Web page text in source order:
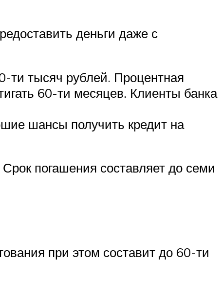
деньги даже с
ти тысяч рублей. Процентная
60-ти месяцев. Клиенты банка
шансы получить кредит на
Срок погашения составляет до семи
при этом составит до 60-ти